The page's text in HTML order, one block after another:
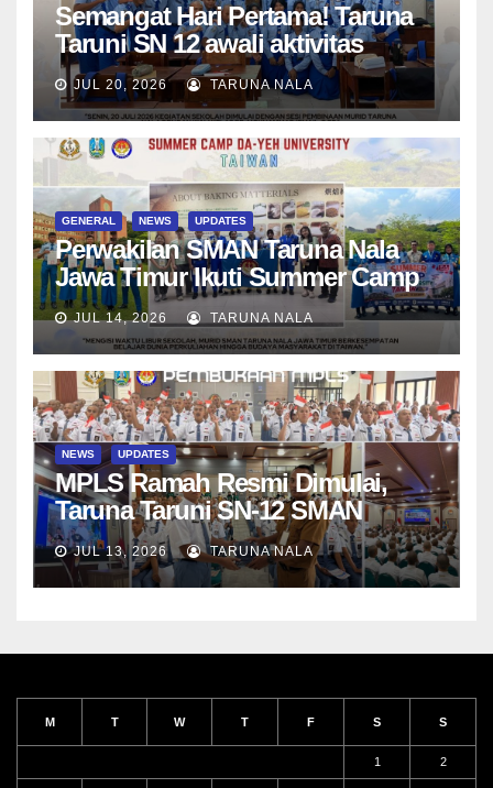
Semangat Hari Pertama! Taruna
Taruni SN 12 awali aktivitas
bersama Wali Kelas dan Tes
Asesmen Diagnostik
JUL 20, 2026 TARUNA NALA
GENERAL NEWS UPDATES
Perwakilan SMAN Taruna Nala
Jawa Timur Ikuti Summer Camp
di Da-Yeh University, Taiwan
JUL 14, 2026 TARUNA NALA
NEWS UPDATES
MPLS Ramah Resmi Dimulai,
Taruna Taruni SN-12 SMAN
Taruna Nala Jawa Timur Siap
Menjalani Tahun Ajaran Baru
JUL 13, 2026 TARUNA NALA
M T W T F S S
1 2